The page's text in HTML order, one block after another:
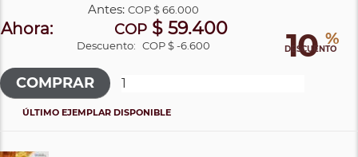
10 %
DESCUENTO
Antes: COP$ 66.000
Ahora: COP $ 59.400
Descuento: COP $ -6.600
ÚLTIMO EJEMPLAR DISPONIBLE